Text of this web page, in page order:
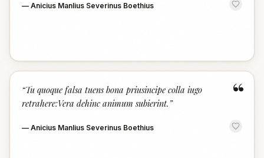
— Anicius Manlius Severinus Boethius
“
“Tu quoque falsa tuens bona priusincipe colla iugo
retrahere:Vera dehinc animum subierint. ”
— Anicius Manlius Severinus Boethius